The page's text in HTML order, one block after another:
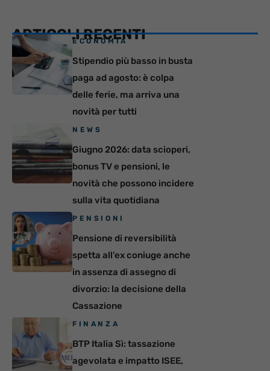
ARTICOLI RECENTI
ECONOMIA
Stipendio più basso in busta
paga ad agosto: è colpa
delle ferie, ma arriva una
novità per tutti
NEWS
Giugno 2026: data scioperi,
bonus TV e pensioni, le
novità che possono incidere
sulla vita quotidiana
PENSIONI
Pensione di reversibilità
spetta all’ex coniuge anche
in assenza di assegno di
divorzio: la decisione della
Cassazione
FINANZA
BTP Italia Sì: tassazione
agevolata e impatto ISEE,